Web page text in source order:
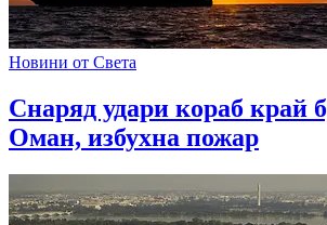
Новини от Света
Снаряд удари кораб край
Оман, избухна пожар